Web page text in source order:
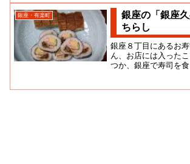
銀座・有楽町
銀座の「銀座
ちらし
銀座８丁目にあるお
ん、お店には入ったこ
つか、銀座で寿司を
を侍らせ食う機会は